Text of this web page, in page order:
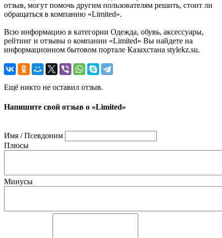
отзыв, могут помочь другим пользователям решить, стоит ли
обращаться в компанию «Limited».
Всю информацию в категории Одежда, обувь, аксессуары,
рейтинг и отзывы о компании «Limited» Вы найдете на
информационном бытовом портале Казахстана stylekz.su.
Ещё никто не оставил отзыв.
Напишите свой отзыв о «Limited»
Имя / Псевдоним
Плюсы
Минусы